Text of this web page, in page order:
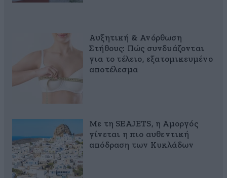
Αυξητική & Ανόρθωση
Στήθους: Πώς συνδυάζονται
για το τέλειο, εξατομικευμένο
αποτέλεσμα
Με τη SEAJETS, η Αμοργός
γίνεται η πιο αυθεντική
απόδραση των Κυκλάδων